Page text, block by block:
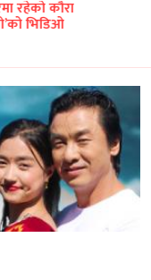
छायाङ्कनको